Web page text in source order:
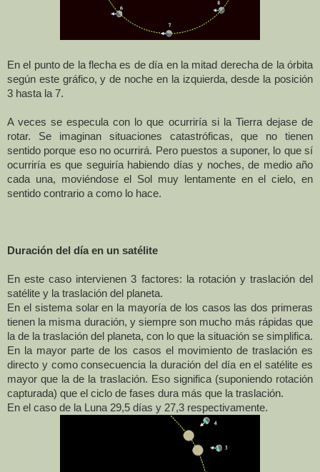
En el punto de la flecha es de día en la mitad derecha de la órbita
según este gráfico, y de noche en la izquierda, desde la posición
3 hasta la 7.
A veces se especula con lo que ocurriría si la Tierra dejase de
rotar. Se imaginan situaciones catastróficas, que no tienen
sentido porque eso no ocurrirá. Pero puestos a suponer, lo que sí
ocurriría es que seguiría habiendo días y noches, de medio año
cada una, moviéndose el Sol muy lentamente en el cielo, en
sentido contrario a como lo hace.
Duración del día en un satélite
En este caso intervienen 3 factores: la rotación y traslación del
satélite y la traslación del planeta.
En el sistema solar en la mayoría de los casos las dos primeras
tienen la misma duración, y siempre son mucho más rápidas que
la de la traslación del planeta, con lo que la situación se simplifica.
En la mayor parte de los casos el movimiento de traslación es
directo y como consecuencia la duración del día en el satélite es
mayor que la de la traslación. Eso significa (suponiendo rotación
capturada) que el ciclo de fases dura más que la traslación.
En el caso de la Luna 29,5 días y 27,3 respectivamente.